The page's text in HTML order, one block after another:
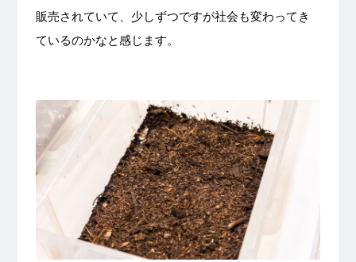
販売されていて、少しずつですが社会も変わってき
ているのかなと感じます。